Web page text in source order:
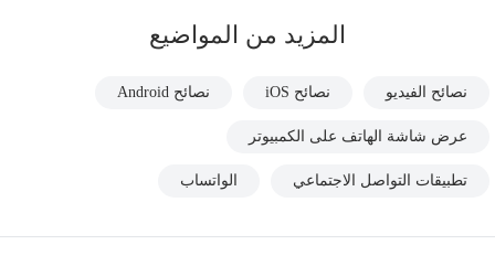
المزيد من المواضيع
نصائح الفيديو نصائح iOS نصائح Android
عرض شاشة الهاتف على الكمبيوتر
تطبيقات التواصل الاجتماعي الواتساب